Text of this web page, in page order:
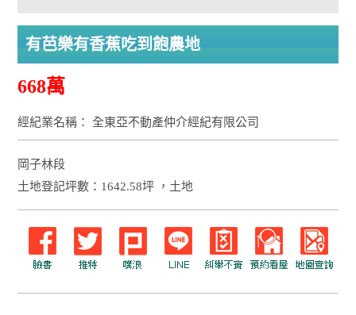
有芭樂有香蕉吃到飽農地
668萬
經紀業名稱： 全東亞不動產仲介經紀有限公司
岡子林段
土地登記坪數：1642.58坪 ，土地